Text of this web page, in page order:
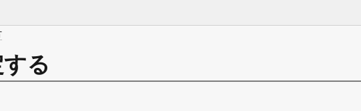
る